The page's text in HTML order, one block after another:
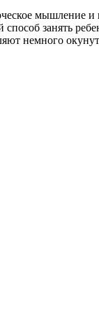
мышление
занять
немного